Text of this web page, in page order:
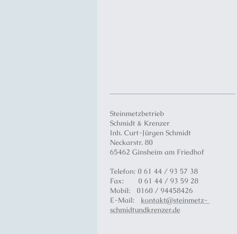
Steinmetzbetrieb
Schmidt & Krenzer
Inh. Curt-Jürgen Schmidt
Neckarstr. 80
65462 Ginsheim am Friedhof
Telefon: 0 61 44 / 93 57 38
Fax: 0 61 44 / 93 59 28
Mobil: 0160 / 94458426
E-Mail:
kontakt@steinmetz-
schmidtundkrenzer.de